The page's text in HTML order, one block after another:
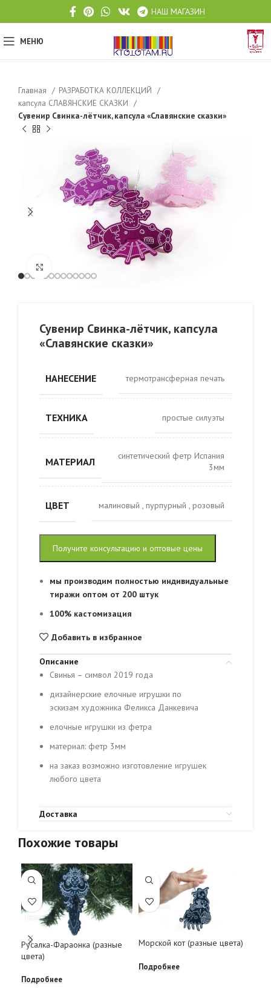
НАШ МАГАЗИН
МЕНЮ
Главная
РАЗРАБОТКА КОЛЛЕКЦИЙ
капсула СЛАВЯНСКИЕ СКАЗКИ
Сувенир Свинка-лётчик, капсула «Славянские сказки»
Сувенир Свинка-лётчик, капсула
«Славянские сказки»
НАНЕСЕНИЕ термотрансферная печать
ТЕХНИКА простые силуэты
МАТЕРИАЛ
синтетический фетр Испания
3мм
ЦВЕТ малиновый , пурпурный , розовый
Получите консультацию и оптовые цены
мы производим полностью индивидуальные
тиражи оптом от 200 штук
100% кастомизация
Добавить в избранное
Описание
Свинья – символ 2019 года
дизайнерские елочные игрушки по
эскизам художника Феликса Данкевича
елочные игрушки из фетра
материал: фетр 3мм
на заказ возможно изготовление игрушек
любого цвета
Доставка
Похожие товары
Русалка-Фараонка (разные
цвета)
Подробнее
Морской кот (разные цвета)
Подробнее